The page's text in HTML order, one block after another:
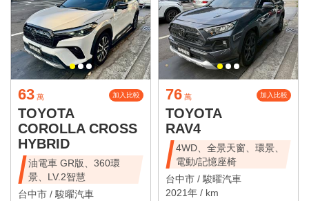
63 萬 加入比較
TOYOTA
COROLLA CROSS
HYBRID
油電車 GR版、360環
景、LV.2智慧
台中市 /駿曜汽車
76 萬 加入比較
TOYOTA
RAV4
4WD、全景天窗、環景、
電動/記憶座椅
台中市 /駿曜汽車
2021年 / km